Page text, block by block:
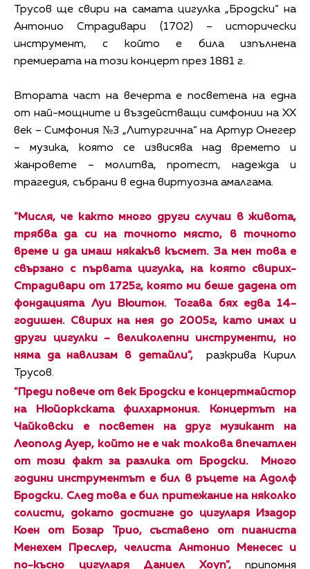
Трусов ще свири на самата цигулка „Бродски“ на
Антонио Страдивари (1702) – исторически
инструмент, с който е била изпълнена
премиерата на този концерт през 1881 г.
Втората част на вечерта е посветена на една
от най-мощните и въздействащи симфонии на XX
век – Симфония №3 „Литургична“ на Артур Онегер
– музика, която се извисява над времето и
жанровете – молитва, протест, надежда и
трагедия, събрани в една виртуозна амалгама.
"Мисля, че както много други случаи в живота,
трябва да си на точното място, в точното
време и да имаш някакъв късмет. За мен това е
свързано с първата цигулка, на която свирих-
Страдивари от 1725г, която ми беше дадена от
фондацията Луи Вюитон. Тогава бях едва 14-
годишен. Свирих на нея до 2005г, като имах и
други цигулки – великолепни инструменти, но
няма да навлизам в детайли",разкрива Кирил
Трусов.
"Преди повече от век Бродски е концертмайстор
на Нюйоркската филхармония. Концертът на
Чайковски е посветен на друг музикант на
Леополд Ауер, който не е чак толкова впечатлен
от този факт за разлика от Бродски.
Много
години инструментът е бил в ръцете на Адолф
Бродски. След това е бил притежание на няколко
солисти, докато достигне до цигуларя Изадор
Коен от Бозар Трио, съставено от пианиста
Менехем Преслер, челиста Антонио Менесес и
по-късно цигуларя Даниел Хоуп",припомня